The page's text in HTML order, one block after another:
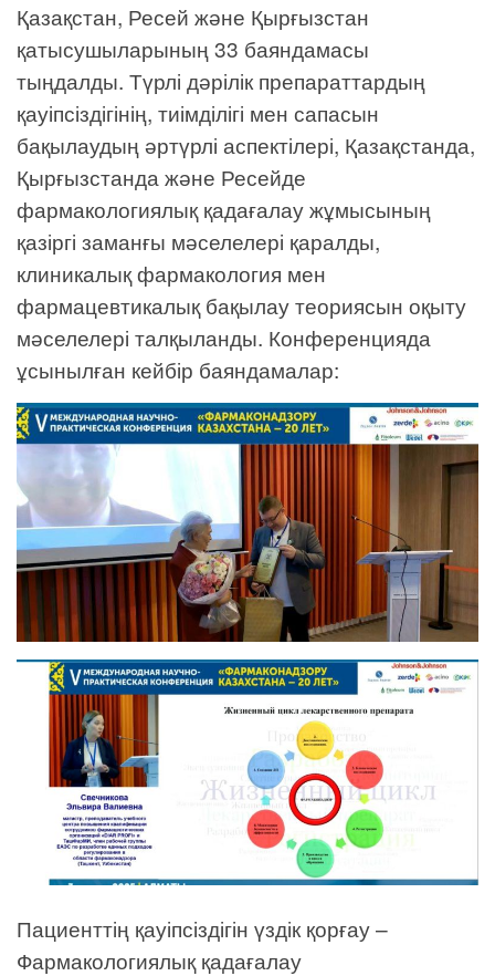
Қазақстан, Ресей және Қырғызстан
қатысушыларының 33 баяндамасы
тыңдалды. Түрлі дәрілік препараттардың
қауіпсіздігінің, тиімділігі мен сапасын
бақылаудың әртүрлі аспектілері, Қазақстанда,
Қырғызстанда және Ресейде
фармакологиялық қадағалау жұмысының
қазіргі заманғы мәселелері қаралды,
клиникалық фармакология мен
фармацевтикалық бақылау теориясын оқыту
мәселелері талқыланды. Конференцияда
ұсынылған кейбір баяндамалар:
Пациенттің қауіпсіздігін үздік қорғау –
Фармакологиялық қадағалау